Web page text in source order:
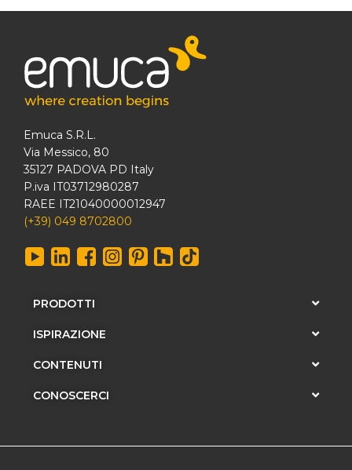
Emuca S.R.L.
Via Messico, 80
35127 PADOVA PD Italy
P.iva IT03712980287
RAEE IT21040000012947
(+39) 049 8702800
PRODOTTI
ISPIRAZIONE
CONTENUTI
CONOSCERCI